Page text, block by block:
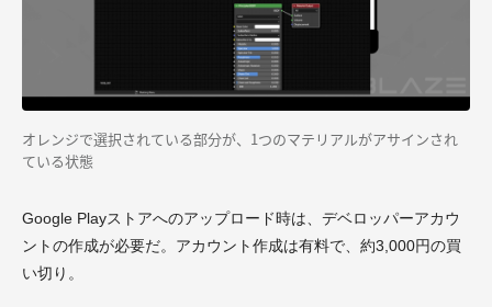
オレンジで選択されている部分が、1つのマテリアルがアサインされ
ている状態
Google Playストアへのアップロード時は、デベロッパーアカウ
ントの作成が必要だ。アカウント作成は有料で、約3,000円の買
い切り。